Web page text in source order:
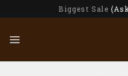
Biggest Sale